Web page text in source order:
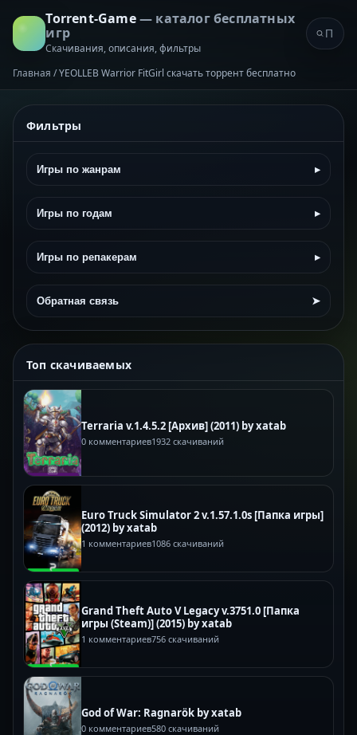
Torrent-Game— каталог бесплатных
игр
Скачивания, описания, фильтры
Главная /YEOLLEB Warrior FitGirl скачать торрент бесплатно
Фильтры
Игры по жанрам ▸
Игры по годам ▸
Игры по репакерам ▸
Обратная связь ➤
Топ скачиваемых
Terraria v.1.4.5.2 [Архив] (2011) by xatab
0 комментариев1932 скачиваний
Euro Truck Simulator 2 v.1.57.1.0s [Папка игры]
(2012) by xatab
1 комментариев1086 скачиваний
Grand Theft Auto V Legacy v.3751.0 [Папка
игры (Steam)] (2015) by xatab
1 комментариев756 скачиваний
God of War: Ragnarök by xatab
0 комментариев580 скачиваний